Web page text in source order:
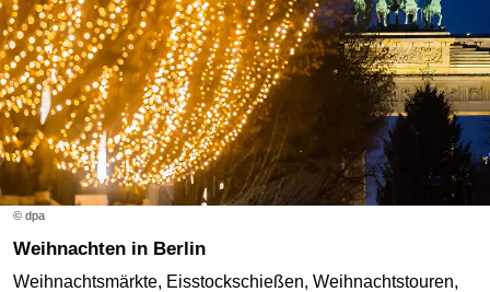
© dpa
Weihnachten in Berlin
Weihnachtsmärkte, Eisstockschießen, Weihnachtstouren,